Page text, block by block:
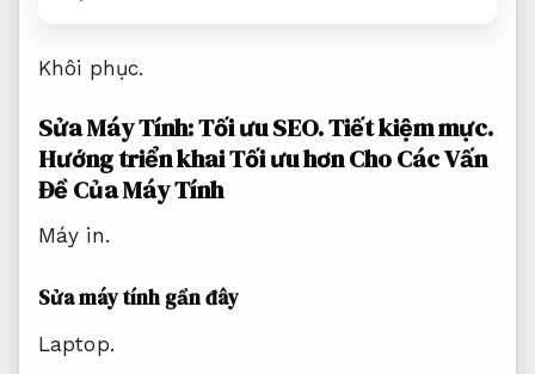
Khôi phục.
Sửa Máy Tính:Tối ưu SEO.Tiết kiệm mực.
Hướng triển khai Tối ưu hơn Cho Các Vấn
Đề Của Máy Tính
Máy in.
Sửa máy tính gần đây
Laptop.